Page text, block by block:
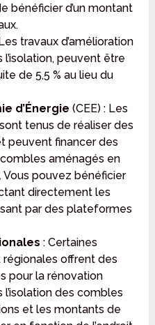
bénéficier d’un montant
travaux d’amélioration
peuvent être
de 5,5 % au lieu du
d’Énergie (CEE) : Les
tenus de réaliser des
peuvent financer des
aménagés en
pouvez bénéficier
directement les
par des plateformes
: Certaines
offrent des
pour la rénovation
des combles
et les montants de